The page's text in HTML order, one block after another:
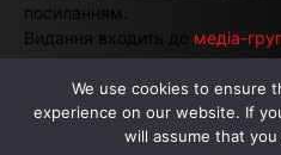
посиланням.
Видання входить до медіа-
We use cookies to ensure
experience on our website. If
will assume that